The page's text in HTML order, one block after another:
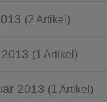
(2 Artikel)
(1 Artikel)
2013 (1 Artikel)